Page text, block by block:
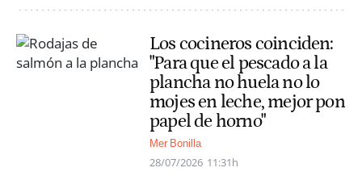
Los cocineros coinciden:
"Para que el pescado a la
plancha no huela no lo
mojes en leche, mejor pon
papel de horno"
Mer Bonilla
28/07/2026 11:31h